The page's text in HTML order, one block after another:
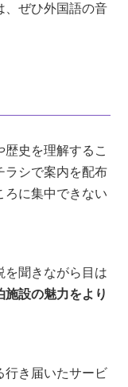
、ぜひ外国語の音
史を理解するこ
ラシで案内を配布
ろに集中できない
を聞きながら目は
設の魅力をより
行き届いたサービ